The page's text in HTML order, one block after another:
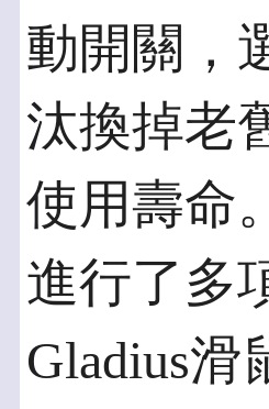
動開關，
汰換掉老
使用壽命
進行了多
Gladius